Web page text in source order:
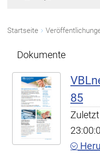
Startseite
Dokumente
85